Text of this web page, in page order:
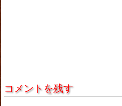
コメントを残す